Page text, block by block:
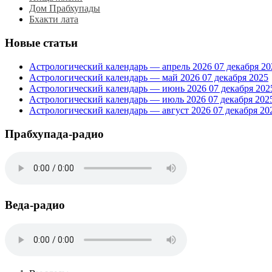
Дом Прабхупады
Бхакти лата
Новые статьи
Астрологический календарь — апрель 2026 07 декабря
Астрологический календарь — май 2026 07 декабря 2025
Астрологический календарь — июнь 2026 07 декабря
Астрологический календарь — июль 2026 07 декабря
Астрологический календарь — август 2026 07 декабря
Прабхупада-радио
Веда-радио